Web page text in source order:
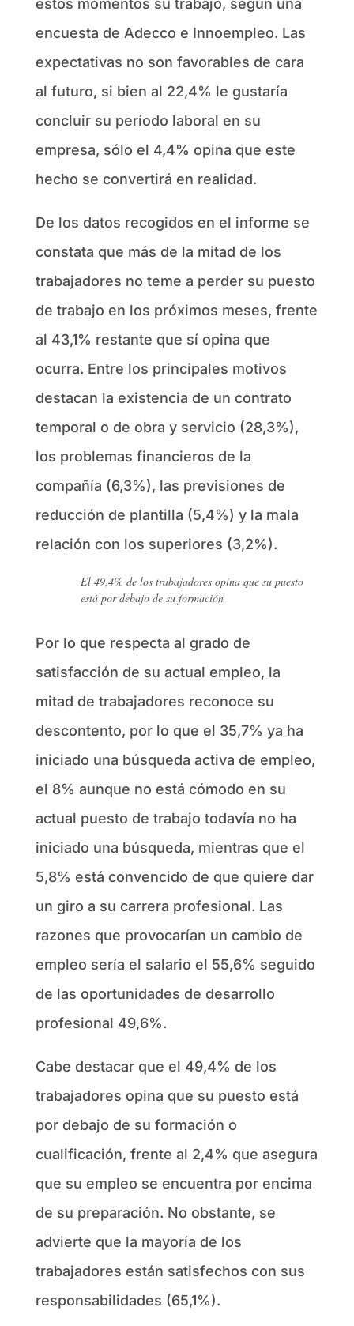
estos momentos su trabajo, según una
encuesta de Adecco e Innoempleo. Las
expectativas no son favorables de cara
al futuro, si bien al 22,4% le gustaría
concluir su período laboral en su
empresa, sólo el 4,4% opina que este
hecho se convertirá en realidad.
De los datos recogidos en el informe se
constata que más de la mitad de los
trabajadores no teme a perder su puesto
de trabajo en los próximos meses, frente
al 43,1% restante que sí opina que
ocurra. Entre los principales motivos
destacan la existencia de un contrato
temporal o de obra y servicio (28,3%),
los problemas financieros de la
compañía (6,3%), las previsiones de
reducción de plantilla (5,4%) y la mala
relación con los superiores (3,2%).
El 49,4% de los trabajadores opina que su puesto
está por debajo de su formación
Por lo que respecta al grado de
satisfacción de su actual empleo, la
mitad de trabajadores reconoce su
descontento, por lo que el 35,7% ya ha
iniciado una búsqueda activa de empleo,
el 8% aunque no está cómodo en su
actual puesto de trabajo todavía no ha
iniciado una búsqueda, mientras que el
5,8% está convencido de que quiere dar
un giro a su carrera profesional. Las
razones que provocarían un cambio de
empleo sería el salario el 55,6% seguido
de las oportunidades de desarrollo
profesional 49,6%.
Cabe destacar que el 49,4% de los
trabajadores opina que su puesto está
por debajo de su formación o
cualificación, frente al 2,4% que asegura
que su empleo se encuentra por encima
de su preparación. No obstante, se
advierte que la mayoría de los
trabajadores están satisfechos con sus
responsabilidades (65,1%).